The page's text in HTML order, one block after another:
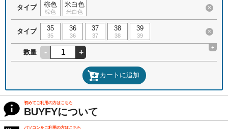
タイプ 棕色
棕色
米白色
米白色
×
タイプ 35
35
36
36
37
37
38
38
39
39
×
数量 - +
+
カートに追加
初めてご利用の方はこちら
BUYFYについて
パソコンをご利用の方はこちら